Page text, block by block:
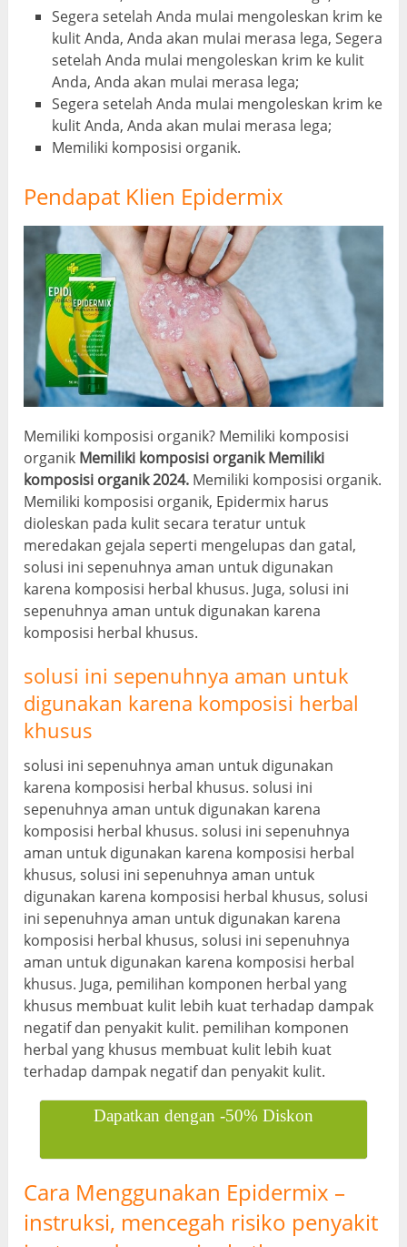
Segera setelah Anda mulai mengoleskan krim ke
kulit Anda, Anda akan mulai merasa lega, Segera
setelah Anda mulai mengoleskan krim ke kulit
Anda, Anda akan mulai merasa lega;
Segera setelah Anda mulai mengoleskan krim ke
kulit Anda, Anda akan mulai merasa lega;
Memiliki komposisi organik.
Pendapat Klien Epidermix
Memiliki komposisi organik? Memiliki komposisi
organik Memiliki komposisi organik Memiliki
komposisi organik 2024. Memiliki komposisi organik.
Memiliki komposisi organik, Epidermix harus
dioleskan pada kulit secara teratur untuk
meredakan gejala seperti mengelupas dan gatal,
solusi ini sepenuhnya aman untuk digunakan
karena komposisi herbal khusus. Juga, solusi ini
sepenuhnya aman untuk digunakan karena
komposisi herbal khusus.
solusi ini sepenuhnya aman untuk
digunakan karena komposisi herbal
khusus
solusi ini sepenuhnya aman untuk digunakan
karena komposisi herbal khusus. solusi ini
sepenuhnya aman untuk digunakan karena
komposisi herbal khusus. solusi ini sepenuhnya
aman untuk digunakan karena komposisi herbal
khusus, solusi ini sepenuhnya aman untuk
digunakan karena komposisi herbal khusus, solusi
ini sepenuhnya aman untuk digunakan karena
komposisi herbal khusus, solusi ini sepenuhnya
aman untuk digunakan karena komposisi herbal
khusus. Juga, pemilihan komponen herbal yang
khusus membuat kulit lebih kuat terhadap dampak
negatif dan penyakit kulit. pemilihan komponen
herbal yang khusus membuat kulit lebih kuat
terhadap dampak negatif dan penyakit kulit.
Dapatkan dengan -50% Diskon
Cara Menggunakan Epidermix –
instruksi, mencegah risiko penyakit